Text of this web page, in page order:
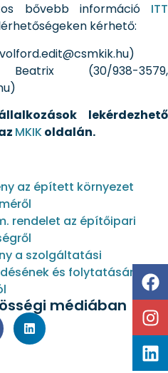
bővebb információ ITT
kérhető:
(30/938-3579,
lekérdezhető
MKIKoldalán.
az épített környezet
rendelet az építőipari
a szolgáltatási
és folytatásának
médiában